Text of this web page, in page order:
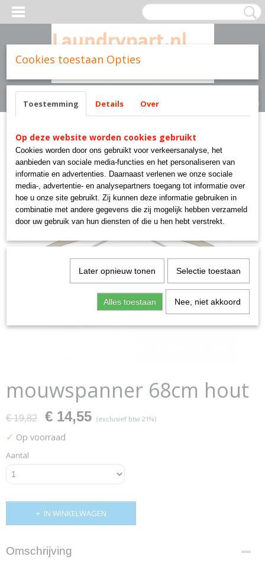
Inloggen Registreren
(0)
Home >SALE !>mouwspanner 68cm hout
mouwspanner 68cm hout
€ 19,82 € 14,55 (exclusief btw 21%)
✓ Op voorraad
Aantal
IN WINKELWAGEN
Omschrijving
Cookies toestaan Opties
Toestemming Details Over
Op deze website worden cookies gebruikt
Cookies worden door ons gebruikt voor verkeersanalyse, het
aanbieden van sociale media-functies en het personaliseren van
informatie en advertenties. Daarnaast verlenen we onze sociale
media-, advertentie- en analysepartners toegang tot informatie over
hoe u onze site gebruikt. Zij kunnen deze informatie gebruiken in
combinatie met andere gegevens die zij mogelijk hebben verzameld
door uw gebruik van hun diensten of die u hen hebt verstrekt.
Later opnieuw tonen Selectie toestaan
Alles toestaan Nee, niet akkoord